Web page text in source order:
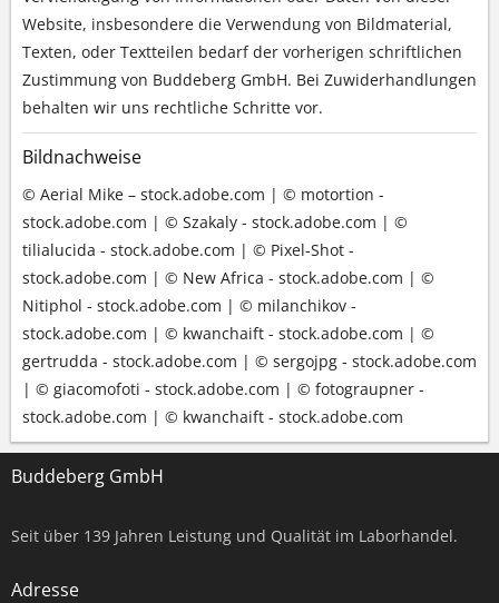
Website, insbesondere die Verwendung von Bildmaterial,
Texten, oder Textteilen bedarf der vorherigen schriftlichen
Zustimmung von Buddeberg GmbH. Bei Zuwiderhandlungen
behalten wir uns rechtliche Schritte vor.
Bildnachweise
© Aerial Mike – stock.adobe.com | © motortion -
stock.adobe.com | © Szakaly - stock.adobe.com | ©
tilialucida - stock.adobe.com | © Pixel-Shot -
stock.adobe.com | © New Africa - stock.adobe.com | ©
Nitiphol - stock.adobe.com | © milanchikov -
stock.adobe.com | © kwanchaift - stock.adobe.com | ©
gertrudda - stock.adobe.com | © sergojpg - stock.adobe.com
| © giacomofoti - stock.adobe.com | © fotograupner -
stock.adobe.com | © kwanchaift - stock.adobe.com
Buddeberg GmbH
Seit über 139 Jahren Leistung und Qualität im Laborhandel.
Adresse